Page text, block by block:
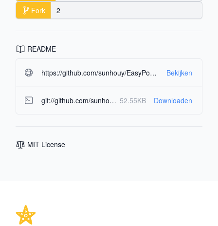
Fork
2
README
https://github.com/sunhouy/EasyPocketMD.git#readme-ov-file Bekijken
git://github.com/sunhouy/EasyPocketMD.git 52.55KB Downloaden
MIT License